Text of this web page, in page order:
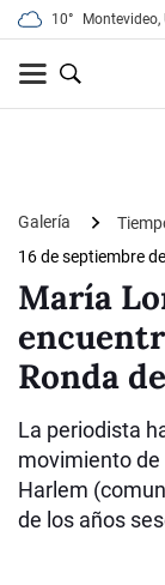
10° Montevideo,
Galería
16 de septiembre
María
Ronda
La periodista
movimiento de
Harlem
de los años